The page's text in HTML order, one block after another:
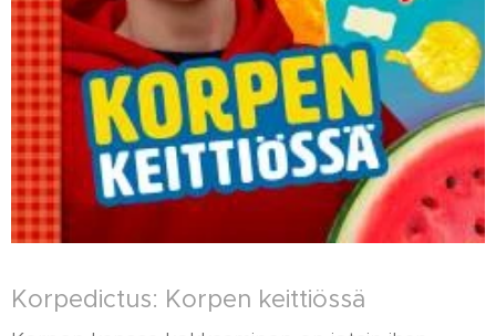
Korpedictus: Korpen keittiössä